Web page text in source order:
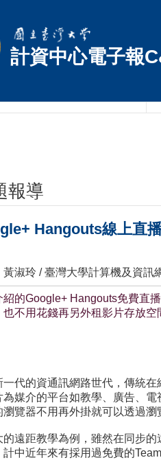
計資中心電子報
報導
Hangouts線上直
黃淑玲 / 臺灣大學計算機及資訊
紹的Google+ Hangouts免費直
也不用花錢再另外租影片存放空
一代的資通訊網路世代，傳統
為媒介的平台如教學、廣告、
瀏覽器不用再外掛就可以透過瀏
的遠距教學為例，雖然在同步
計中近年來有採用過免費的